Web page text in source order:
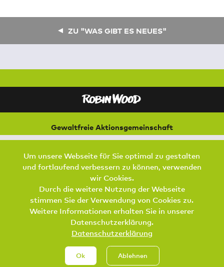
ZU "WAS GIBT ES NEUES"
Gewaltfreie Aktionsgemeinschaft
für Natur und Umwelt
21073 Hamburg
AKTIV WERDEN
DATENSCHUTZ IMPRESSUM JOBS
Um unsere Webseite für Sie optimal zu gestalten
und fortlaufend verbessern zu können, verwenden
wir Cookies.
Durch die weitere Nutzung der Webseite
stimmen Sie der Verwendung von Cookies zu.
Weitere Informationen erhalten Sie in unserer
Datenschutzerklärung.
Datenschutzerklärung
Ok Ablehnen